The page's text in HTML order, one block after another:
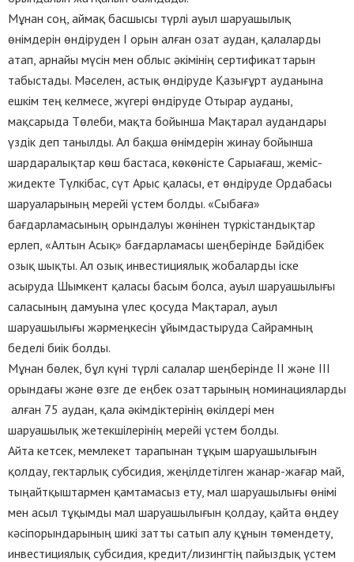
Мұнан соң, аймақ басшысы түрлі ауыл шаруашылық
өнімдерін өндіруден І орын алған озат аудан, қалаларды
атап, арнайы мүсін мен облыс әкімінің сертификаттарын
табыстады. Мәселен, астық өндіруде Қазығұрт ауданына
ешкім тең келмесе, жүгері өндіруде Отырар ауданы,
мақсарыда Төлеби, мақта бойынша Мақтарал аудандары
үздік деп танылды. Ал бақша өнімдерін жинау бойынша
шардаралықтар көш бастаса, көкөністе Сарыағаш, жеміс-
жидекте Түлкібас, сүт Арыс қаласы, ет өндіруде Ордабасы
шаруаларының мерейі үстем болды. «Сыбаға»
бағдарламасының орындалуы жөнінен түркістандықтар
ерлеп, «Алтын Асық» бағдарламасы шеңберінде Бәйдібек
озық шықты. Ал озық инвестициялық жобаларды іске
асыруда Шымкент қаласы басым болса, ауыл шаруашылығы
саласының дамуына үлес қосуда Мақтарал, ауыл
шаруашылығы жәрмеңкесін ұйымдастыруда Сайрамның
беделі биік болды.
Мұнан бөлек, бұл күні түрлі салалар шеңберінде ІІ және ІІІ
орындағы және өзге де еңбек озаттарының номинацияларды
алған 75 аудан, қала әкімдіктерінің өкілдері мен
шаруашылық жетекшілерінің мерейі үстем болды.
Айта кетсек, мемлекет тарапынан тұқым шаруашылығын
қолдау, гектарлық субсидия, жеңілдетілген жанар-жағар май,
тыңайтқыштармен қамтамасыз ету, мал шаруашылығы өнімі
мен асыл тұқымды мал шаруашылығын қолдау, қайта өңдеу
кәсіпорындарының шикі затты сатып алу құнын төмендету,
инвестициялық субсидия, кредит/лизингтің пайыздық үстем